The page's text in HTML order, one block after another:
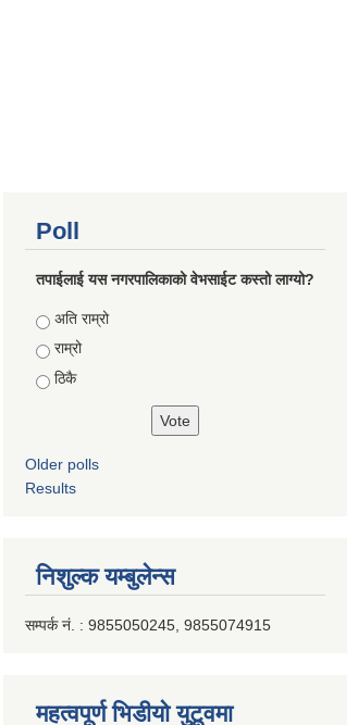
Poll
तपाईलाई यस नगरपालिकाको वेभसाईट कस्तो लाग्यो?
Choices
अति राम्रो
राम्रो
ठिकै
Older polls
Results
निशुल्क यम्बुलेन्स
सम्पर्क नं. : 9855050245, 9855074915
महत्वपूर्ण भिडीयो युटूवमा